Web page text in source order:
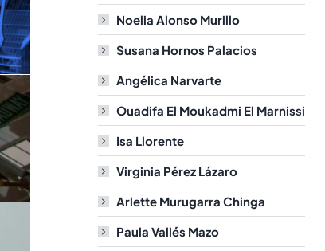
Noelia Alonso Murillo
Susana Hornos Palacios
Angélica Narvarte
Ouadifa El Moukadmi El Marnissi
Isa Llorente
Virginia Pérez Lázaro
Arlette Murugarra Chinga
Paula Vallés Mazo